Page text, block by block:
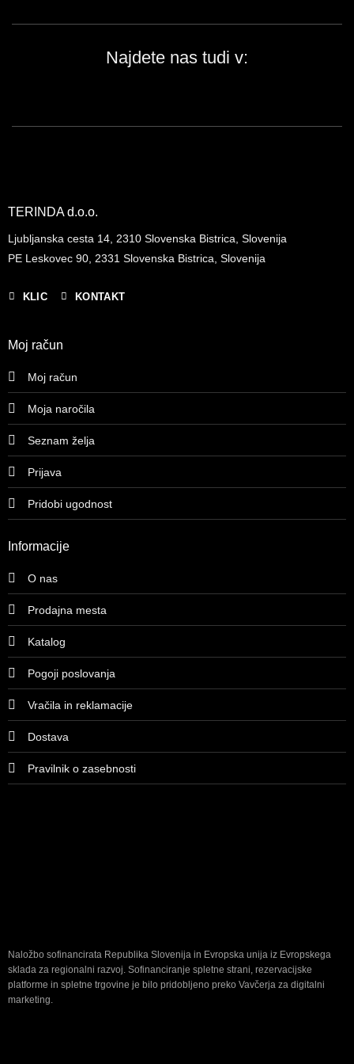
Najdete nas tudi v:
TERINDA d.o.o.
Ljubljanska cesta 14, 2310 Slovenska Bistrica, Slovenija
PE Leskovec 90, 2331 Slovenska Bistrica, Slovenija
KLIC KONTAKT
Moj račun
Moj račun
Moja naročila
Seznam želja
Prijava
Pridobi ugodnost
Informacije
O nas
Prodajna mesta
Katalog
Pogoji poslovanja
Vračila in reklamacije
Dostava
Pravilnik o zasebnosti
Naložbo sofinancirata Republika Slovenija in Evropska unija iz Evropskega
sklada za regionalni razvoj. Sofinanciranje spletne strani, rezervacijske
platforme in spletne trgovine je bilo pridobljeno preko Vavčerja za digitalni
marketing.